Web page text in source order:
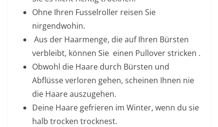
Ohne Ihren Fusselroller reisen Sie
nirgendwohin.
Aus der Haarmenge, die auf Ihren Bürsten
verbleibt, können Sie einen Pullover stricken .
Obwohl die Haare durch Bürsten und
Abflüsse verloren gehen, scheinen Ihnen nie
die Haare auszugehen.
Deine Haare gefrieren im Winter, wenn du sie
halb trocken trocknest.